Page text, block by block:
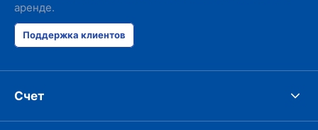
аренде.
Поддержка клиентов
Счет